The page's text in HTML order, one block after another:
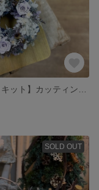
SOLD OUT